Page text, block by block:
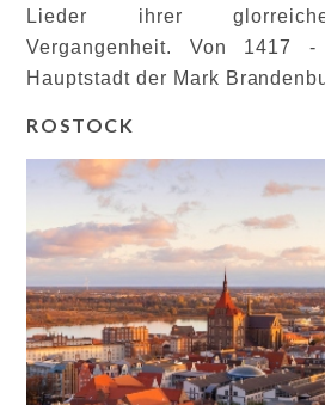
Lieder ihrer
Vergangenheit. Von 1417
Hauptstadt der Mark
ROSTOCK